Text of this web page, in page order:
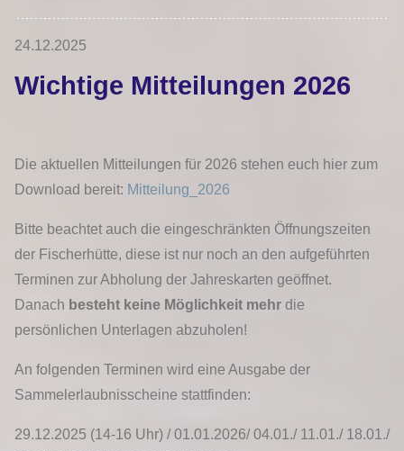
24.12.2025
Wichtige Mitteilungen 2026
Die aktuellen Mitteilungen für 2026 stehen euch hier zum
Download bereit: Mitteilung_2026
Bitte beachtet auch die eingeschränkten Öffnungszeiten
der Fischerhütte, diese ist nur noch an den aufgeführten
Terminen zur Abholung der Jahreskarten geöffnet.
Danach besteht keine Möglichkeit mehr die
persönlichen Unterlagen abzuholen!
An folgenden Terminen wird eine Ausgabe der
Sammelerlaubnisscheine stattfinden:
29.12.2025 (14-16 Uhr) / 01.01.2026/ 04.01./ 11.01./ 18.01./